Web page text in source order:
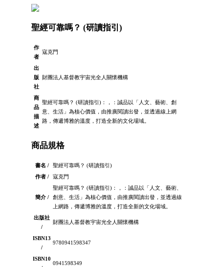
聖經可靠嗎？ (研讀指引)
作
者
寇克門
出
版
社
財團法人基督教宇宙光全人關懷機構
商
品
描
述
聖經可靠嗎？ (研讀指引)：，：誠品以「人文、藝術、創
意、生活」為核心價值，由推廣閱讀出發，並透過線上網
路，傳遞博雅的溫度，打造全新的文化場域。
商品規格
書名 /
聖經可靠嗎？ (研讀指引)
作者 /
寇克門
簡介 /
聖經可靠嗎？ (研讀指引)：，：誠品以「人文、藝術、
創意、生活」為核心價值，由推廣閱讀出發，並透過線
上網路，傳遞博雅的溫度，打造全新的文化場域。
出版社
/
財團法人基督教宇宙光全人關懷機構
ISBN13
/
9780941598347
ISBN10
0941598349